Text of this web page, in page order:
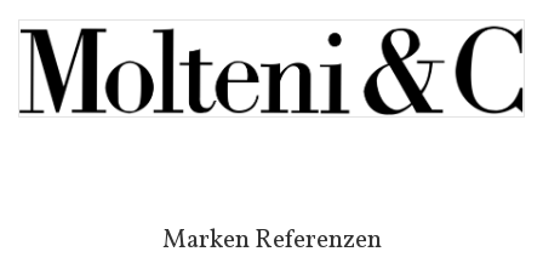
Marken Referenzen